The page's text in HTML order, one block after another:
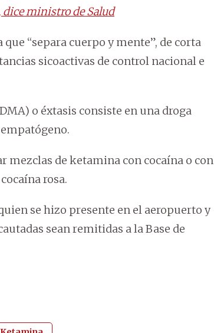
ministro de Salud
“separa cuerpo y mente”, de corta
sicoactivas de control nacional e
o éxtasis consiste en una droga
mezclas de ketamina con cocaína o con
rosa.
se hizo presente en el aeropuerto y
sean remitidas a la Base de